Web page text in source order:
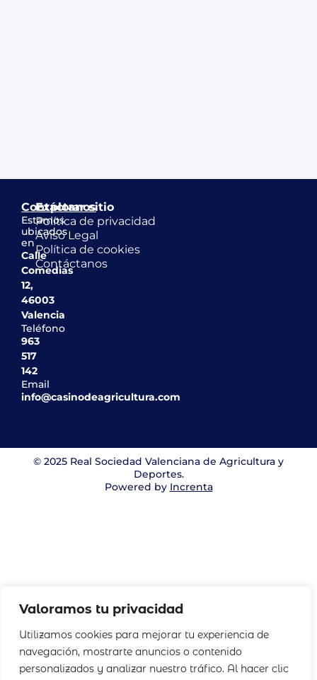
Valoramos tu privacidad
Utilizamos cookies para mejorar tu experiencia de
navegación, mostrarte anuncios o contenido
personalizados y analizar nuestro tráfico. Al hacer clic
Contáctanos
Estamos
ubicados
en
Calle
Comedias
12,
46003
Valencia
Teléfono
963
517
142
Email
info@casinodeagricultura.com
Explorar sitio
Política de privacidad
Aviso Legal
Política de cookies
Contáctanos
© 2025 Real Sociedad Valenciana de Agricultura y
Deportes.
Powered by Increnta